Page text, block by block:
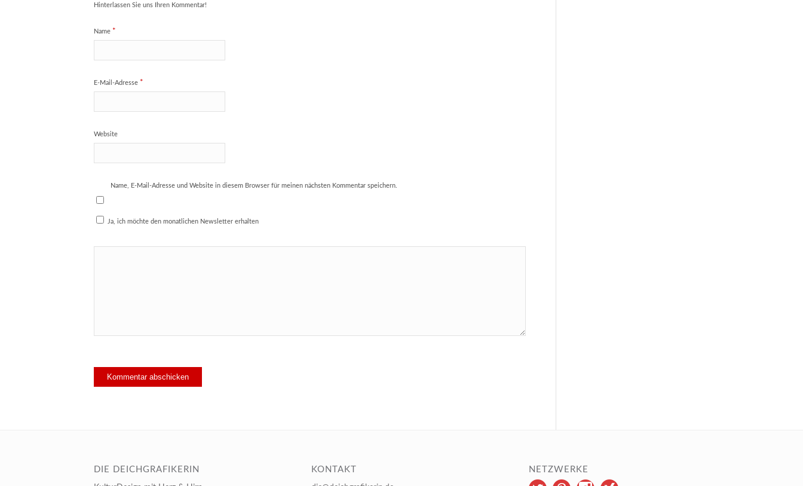
Hinterlassen Sie uns Ihren Kommentar!
Name *
E-Mail-Adresse *
Website
Name, E-Mail-Adresse und Website in diesem Browser für meinen nächsten Kommentar speichern.
Ja, ich möchte den monatlichen Newsletter erhalten
DIE DEICHGRAFIKERIN KONTAKT NETZWERKE